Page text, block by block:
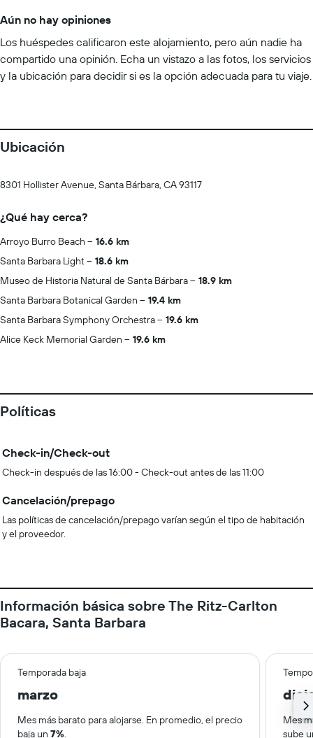
Aún no hay opiniones
Los huéspedes calificaron este alojamiento, pero aún nadie ha
compartido una opinión. Echa un vistazo a las fotos, los servicios
y la ubicación para decidir si es la opción adecuada para tu viaje.
Ubicación
8301 Hollister Avenue, Santa Bárbara, CA 93117
¿Qué hay cerca?
Arroyo Burro Beach
16.6 km
Santa Barbara Light
18.6 km
Museo de Historia Natural de Santa Bárbara
18.9 km
Santa Barbara Botanical Garden
19.4 km
Santa Barbara Symphony Orchestra
19.6 km
Alice Keck Memorial Garden
19.6 km
Políticas
Check-in/Check-out
Check-in después de las 16:00 - Check-out antes de las 11:00
Cancelación/prepago
Las políticas de cancelación/prepago varían según el tipo de habitación
y el proveedor.
Información básica sobre The Ritz-Carlton
Bacara, Santa Barbara
Temporada baja
marzo
Mes más barato para alojarse. En promedio, el precio
baja un 7%.
Mes
sube